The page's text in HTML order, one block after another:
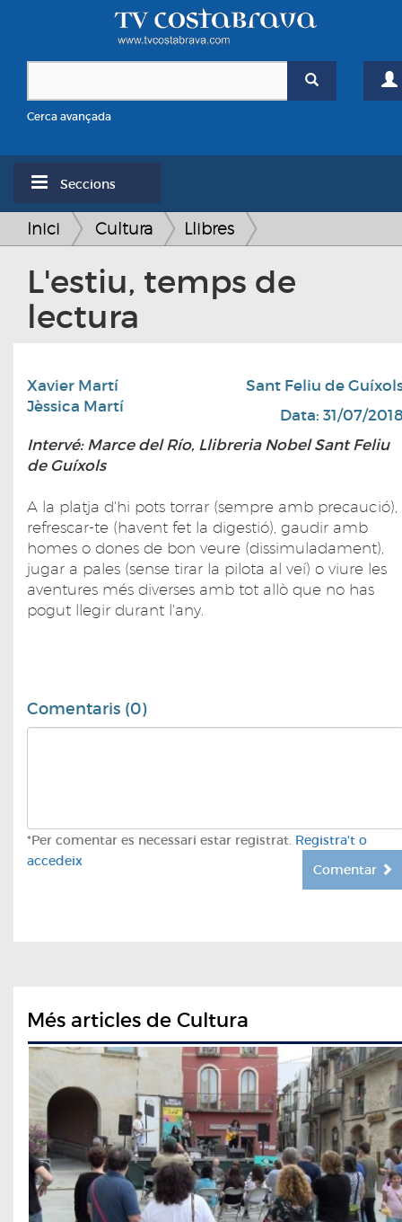
Cerca avançada
Seccions
Inici Cultura Llibres
L'estiu, temps de
lectura
Xavier Martí
Jèssica Martí
Sant Feliu de
Data: 31/07/
Intervé: Marce del Río, Llibreria Nobel Sant Feliu
de Guíxols
A la platja d'hi pots torrar (sempre amb precaució),
refrescar-te (havent fet la digestió), gaudir amb
homes o dones de bon veure (dissimuladament),
jugar a pales (sense tirar la pilota al veí) o viure les
aventures més diverses amb tot allò que no has
pogut llegir durant l'any.
Comentaris (0)
*Per comentar es necessari estar registrat. Registra't o
accedeix
Comentar
Més articles de Cultura